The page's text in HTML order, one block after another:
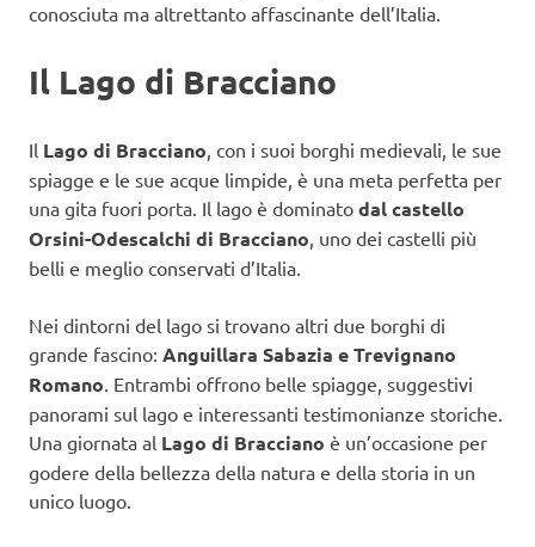
conosciuta ma altrettanto affascinante dell’Italia.
Il Lago di Bracciano
Il Lago di Bracciano, con i suoi borghi medievali, le sue
spiagge e le sue acque limpide, è una meta perfetta per
una gita fuori porta. Il lago è dominato dal castello
Orsini-Odescalchi di Bracciano, uno dei castelli più
belli e meglio conservati d’Italia.
Nei dintorni del lago si trovano altri due borghi di
grande fascino: Anguillara Sabazia e Trevignano
Romano. Entrambi offrono belle spiagge, suggestivi
panorami sul lago e interessanti testimonianze storiche.
Una giornata al Lago di Bracciano è un’occasione per
godere della bellezza della natura e della storia in un
unico luogo.